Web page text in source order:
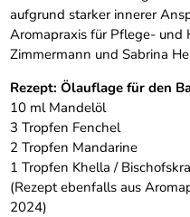
aufgrund starker innerer
Aromapraxis für Pflege- und
Zimmermann und Sabrina
Rezept: Ölauflage für den
10 ml Mandelöl
3 Tropfen Fenchel
2 Tropfen Mandarine
1 Tropfen Khella /
(Rezept ebenfalls aus
2024)